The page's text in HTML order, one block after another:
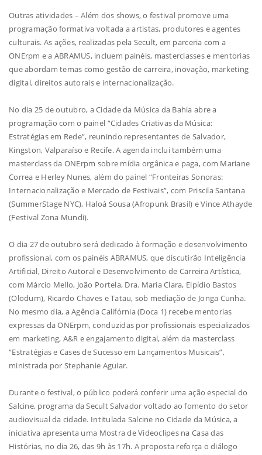
Outras atividades – Além dos shows, o festival promove uma
programação formativa voltada a artistas, produtores e agentes
culturais. As ações, realizadas pela Secult, em parceria com a
ONErpm e a ABRAMUS, incluem painéis, masterclasses e mentorias
que abordam temas como gestão de carreira, inovação, marketing
digital, direitos autorais e internacionalização.
No dia 25 de outubro, a Cidade da Música da Bahia abre a
programação com o painel “Cidades Criativas da Música:
Estratégias em Rede”, reunindo representantes de Salvador,
Kingston, Valparaíso e Recife. A agenda inclui também uma
masterclass da ONErpm sobre mídia orgânica e paga, com Mariane
Correa e Herley Nunes, além do painel “Fronteiras Sonoras:
Internacionalização e Mercado de Festivais”, com Priscila Santana
(SummerStage NYC), Haloá Sousa (Afropunk Brasil) e Vince Athayde
(Festival Zona Mundi).
O dia 27 de outubro será dedicado à formação e desenvolvimento
profissional, com os painéis ABRAMUS, que discutirão Inteligência
Artificial, Direito Autoral e Desenvolvimento de Carreira Artística,
com Márcio Mello, João Portela, Dra. Maria Clara, Elpídio Bastos
(Olodum), Ricardo Chaves e Tatau, sob mediação de Jonga Cunha.
No mesmo dia, a Agência Califórnia (Doca 1) recebe mentorias
expressas da ONErpm, conduzidas por profissionais especializados
em marketing, A&R e engajamento digital, além da masterclass
“Estratégias e Cases de Sucesso em Lançamentos Musicais”,
ministrada por Stephanie Aguiar.
Durante o festival, o público poderá conferir uma ação especial do
Salcine, programa da Secult Salvador voltado ao fomento do setor
audiovisual da cidade. Intitulada Salcine no Cidade da Música, a
iniciativa apresenta uma Mostra de Videoclipes na Casa das
Histórias, no dia 26, das 9h às 17h. A proposta reforça o diálogo